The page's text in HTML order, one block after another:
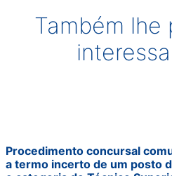
Também lhe
Procedimento concursal
a termo incerto de um posto